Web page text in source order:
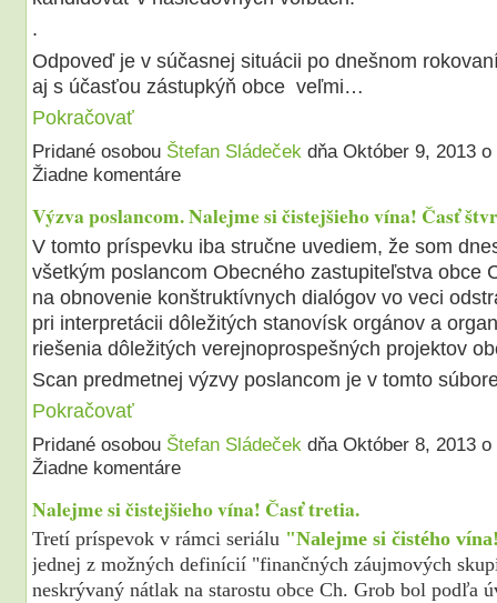
.
Odpoveď je v súčasnej situácii po dnešnom
aj s účasťou zástupkýň obce veľmi…
Pokračovať
Pridané osobou Štefan Sládečekdňa Október 9, 2013
Žiadne komentáre
Výzva poslancom. Nalejme si čistejšieho vína! Časť
V tomto príspevku iba stručne uvediem, že som
všetkým poslancom Obecného zastupiteľstva obce
na obnovenie konštruktívnych dialógov vo veci
pri interpretácii dôležitých stanovísk orgánov a
riešenia dôležitých verejnoprospešných projektov
Scan predmetnej výzvy poslancom je v tomto
Pokračovať
Pridané osobou Štefan Sládečekdňa Október 8, 2013
Žiadne komentáre
Nalejme si čistejšieho vína! Časť tretia.
Tretí príspevok v rámci seriálu "Nalejme si čistého
jednej z možných definícií "finančných záujmových
neskrývaný nátlak na starostu obce Ch. Grob bol podľa